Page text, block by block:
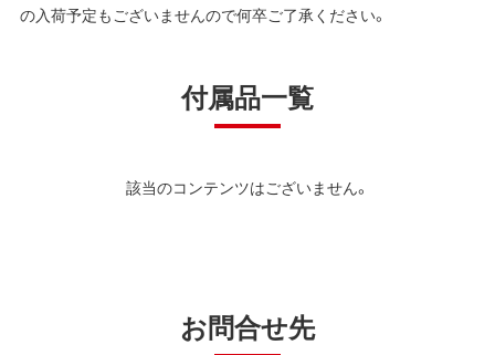
の入荷予定もございませんので何卒ご了承ください。
付属品一覧
該当のコンテンツはございません。
お問合せ先